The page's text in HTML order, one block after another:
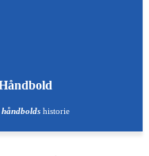
historie